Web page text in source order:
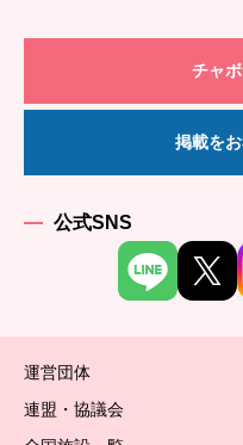
チャ
掲載を
公式SNS
運営団体
連盟・協議会